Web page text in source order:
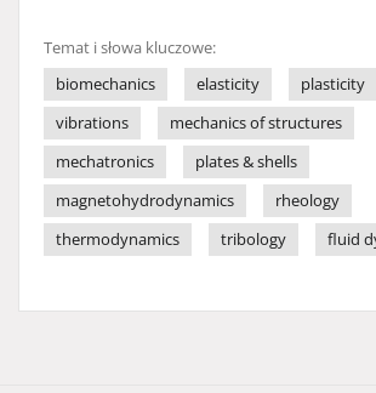
Temat i słowa kluczowe:
biomechanics
elasticity
plasticity
vibrations
mechanics of structures
mechatronics
plates & shells
magnetohydrodynamics
rheology
thermodynamics
tribology fluid